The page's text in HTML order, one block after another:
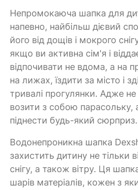
Непромокаюча шапка для
напевно, найбільш дієвий
його від дощів і мокрого
якщо ви активна сім'я і
відпочивати не вдома, а на
на лижах, їздити за місто і
тривалі прогулянки. Адже
возити з собою парасольку,
піднести будь-який сюрприз.
Водонепроникна шапка
захистить дитину не тільки
снігу, а також вітру. Ця
шарів матеріалів, кожен з